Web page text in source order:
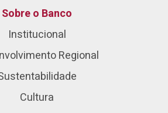
Sobre o Banco
Institucional
Regional
Cultura